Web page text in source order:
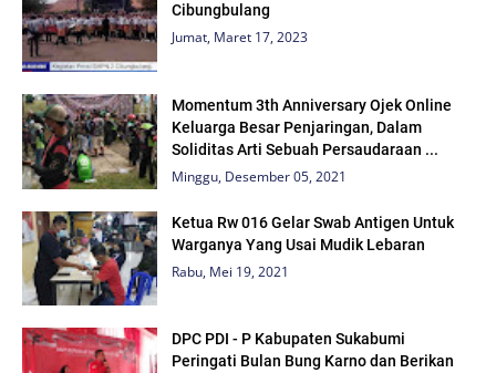
Cibungbulang
Jumat, Maret 17, 2023
Momentum 3th Anniversary Ojek Online
Keluarga Besar Penjaringan, Dalam
Soliditas Arti Sebuah Persaudaraan ...
Minggu, Desember 05, 2021
Ketua Rw 016 Gelar Swab Antigen Untuk
Warganya Yang Usai Mudik Lebaran
Rabu, Mei 19, 2021
DPC PDI - P Kabupaten Sukabumi
Peringati Bulan Bung Karno dan Berikan